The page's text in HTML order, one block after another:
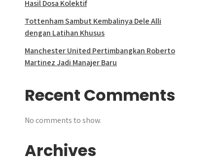
Hasil Dosa Kolektif
Tottenham Sambut Kembalinya Dele Alli
dengan Latihan Khusus
Manchester United Pertimbangkan Roberto
Martinez Jadi Manajer Baru
Recent Comments
No comments to show.
Archives